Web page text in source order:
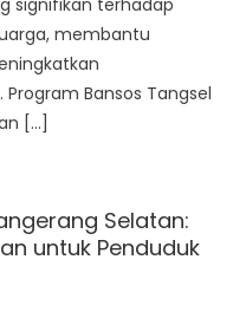
membantu
Bansos Tangsel
[…]
Selatan:
untuk Penduduk